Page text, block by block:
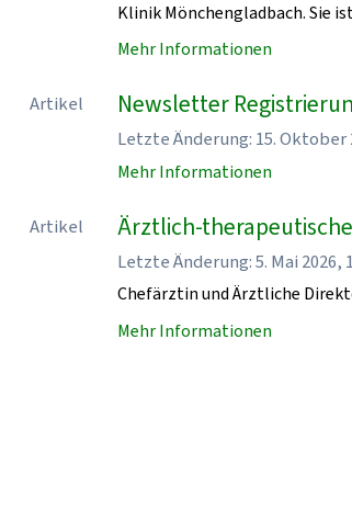
Klinik Mönchengladbach. Sie
Mehr Informationen
Artikel Newsletter
Letzte Änderung: 15. Oktober
Mehr Informationen
Artikel Ärztlich-
Letzte Änderung: 5. Mai 2026,
Chefärztin und Ärztliche
Mehr Informationen